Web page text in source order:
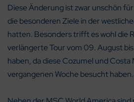
Diese Änderung ist zwar unschön
die besonderen Ziele in der
hatten. Besonders trifft es wohl die
verlängerte Tour vom 09. August
haben, da diese Cozumel und Costa
vergangenen Woche besucht haben.